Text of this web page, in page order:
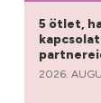
5 ötlet,
2026.